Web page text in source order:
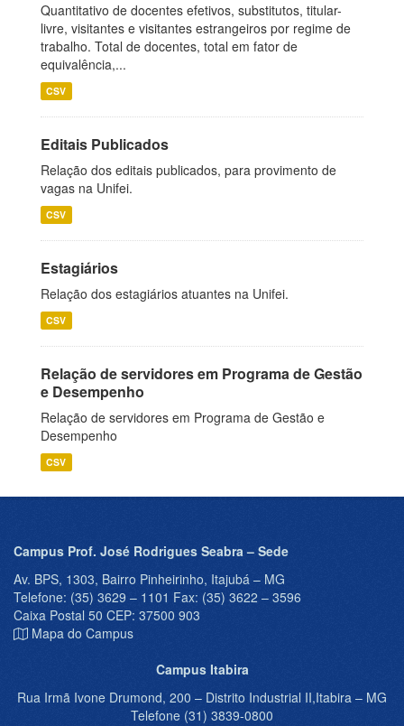
Quantitativo de docentes efetivos, substitutos, titular-
livre, visitantes e visitantes estrangeiros por regime de
trabalho. Total de docentes, total em fator de
equivalência,...
CSV
Editais Publicados
Relação dos editais publicados, para provimento de
vagas na Unifei.
CSV
Estagiários
Relação dos estagiários atuantes na Unifei.
CSV
Relação de servidores em Programa de Gestão
e Desempenho
Relação de servidores em Programa de Gestão e
Desempenho
CSV
Campus Prof. José Rodrigues Seabra – Sede
Av. BPS, 1303, Bairro Pinheirinho, Itajubá – MG
Telefone: (35) 3629 – 1101 Fax: (35) 3622 – 3596
Caixa Postal 50 CEP: 37500 903
Mapa do Campus
Campus Itabira
Rua Irmã Ivone Drumond, 200 – Distrito Industrial II,Itabira – MG
Telefone (31) 3839-0800